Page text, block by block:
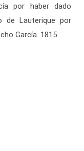
por haber dado
de Lauterique por
García. 1815.